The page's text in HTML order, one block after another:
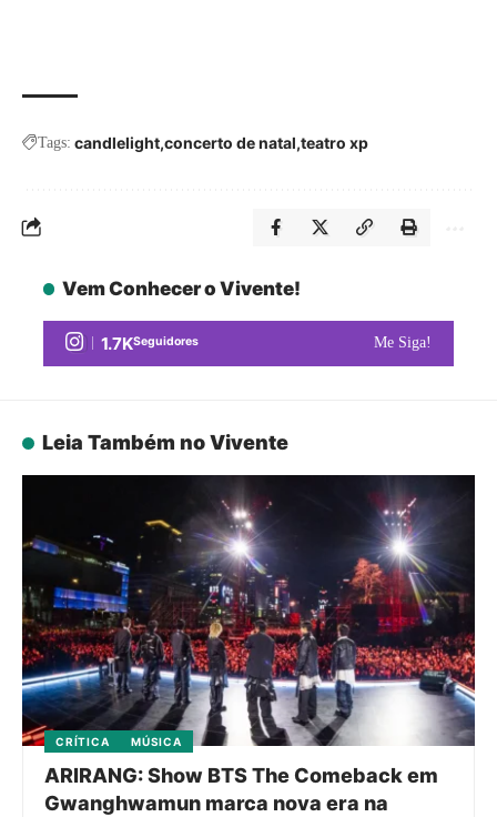
Tags: candlelight concerto de natal teatro xp
Vem Conhecer o Vivente!
1.7KSeguidores Me Siga!
Leia Também no Vivente
CRÍTICA MÚSICA
ARIRANG: Show BTS The Comeback em
Gwanghwamun marca nova era na